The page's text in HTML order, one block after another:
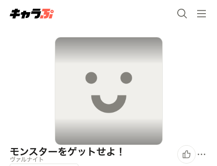
モンスターをゲットせよ！
ヴァルナイト